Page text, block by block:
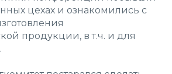
цехах и ознакомились с
продукции, в т.ч. и для